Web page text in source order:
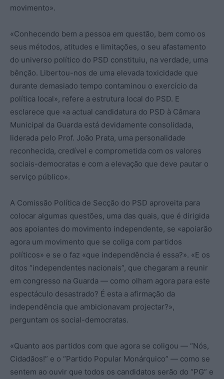
movimento».
«Conhecendo bem a pessoa em questão, bem como os
seus métodos, atitudes e limitações, o seu afastamento
do universo político do PSD constituiu, na verdade, uma
bênção. Libertou-nos de uma elevada toxicidade que
durante demasiado tempo contaminou o exercício da
política local», refere a estrutura local do PSD. E
esclarece que «a actual candidatura do PSD à Câmara
Municipal da Guarda está devidamente consolidada,
liderada pelo Prof. João Prata, uma personalidade
reconhecida, credível e comprometida com os valores
sociais-democratas e com a elevação que deve pautar o
serviço público».
A Comissão Política de Secção do PSD aproveita para
colocar algumas questões, uma das quais, que é dirigida
aos apoiantes do movimento independente, se «apoiarão
agora um movimento que se coliga com partidos
políticos» e se o faz «que independência é essa?». «E os
ditos “independentes nacionais”, que chegaram a reunir
em congresso na Guarda — como olham agora para este
espectáculo desastrado? É esta a afirmação da
independência que ambicionavam projectar?»,
perguntam os social-democratas.
«Quanto aos partidos com que agora se coligou — “Nós,
Cidadãos!” e o “Partido Popular Monárquico” — como se
sentem ao ouvir que todos os candidatos serão do “PG” e